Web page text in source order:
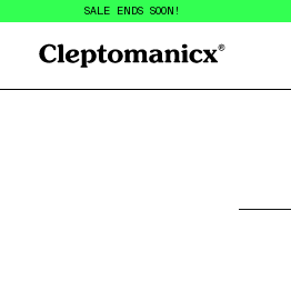
SALE ENDS SOON!
Cleptomanicx